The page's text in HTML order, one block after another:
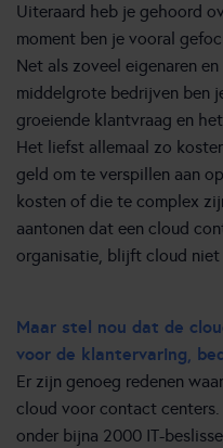
Uiteraard heb je gehoord
moment ben je vooral
Net als zoveel eigenaren
middelgrote bedrijven ben
groeiende klantvraag en
Het liefst allemaal zo
geld om te verspillen aan
kosten of die te complex
aantonen dat een cloud
organisatie, blijft cloud niet
Maar stel nou dat de
voor de klantervaring,
Er zijn genoeg redenen
cloud voor contact centers.
onder bijna 2000 IT-